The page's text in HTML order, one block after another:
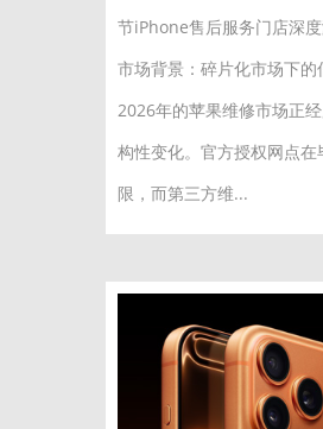
节iPhone售后服务门店深
市场背景：碎片化市场下的
2026年的苹果维修市场正
构性变化。官方授权网点在
限，而第三方维...